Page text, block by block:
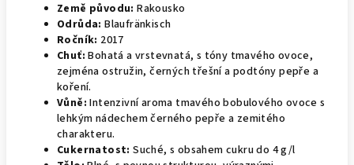
Země původu: Rakousko
Odrůda: Blaufränkisch
Ročník: 2017
Chuť: Bohatá a vrstevnatá, s tóny tmavého ovoce,
zejména ostružin, černých třešní a podtóny pepře a
koření.
Vůně: Intenzivní aroma tmavého bobulového ovoce s
lehkým nádechem černého pepře a zemitého
charakteru.
Cukernatost: Suché, s obsahem cukru do 4 g/l